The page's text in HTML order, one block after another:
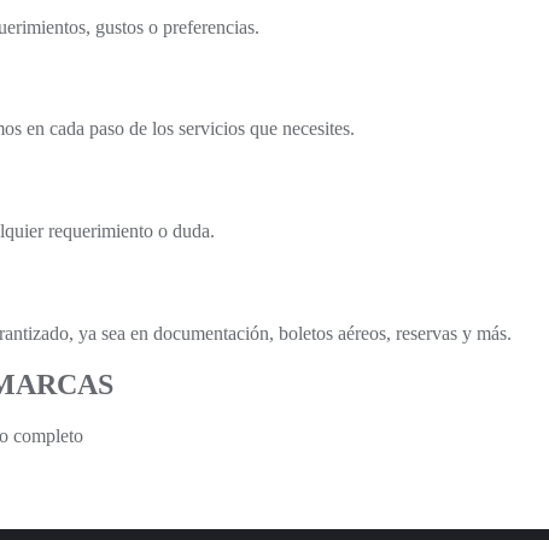
gustos o preferencias.
en cada paso de los servicios que necesites.
requerimiento o duda.
ya sea en documentación, boletos aéreos, reservas y más.
completo